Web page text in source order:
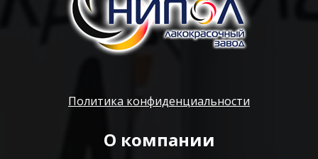
Политика конфиденциальности
О компании